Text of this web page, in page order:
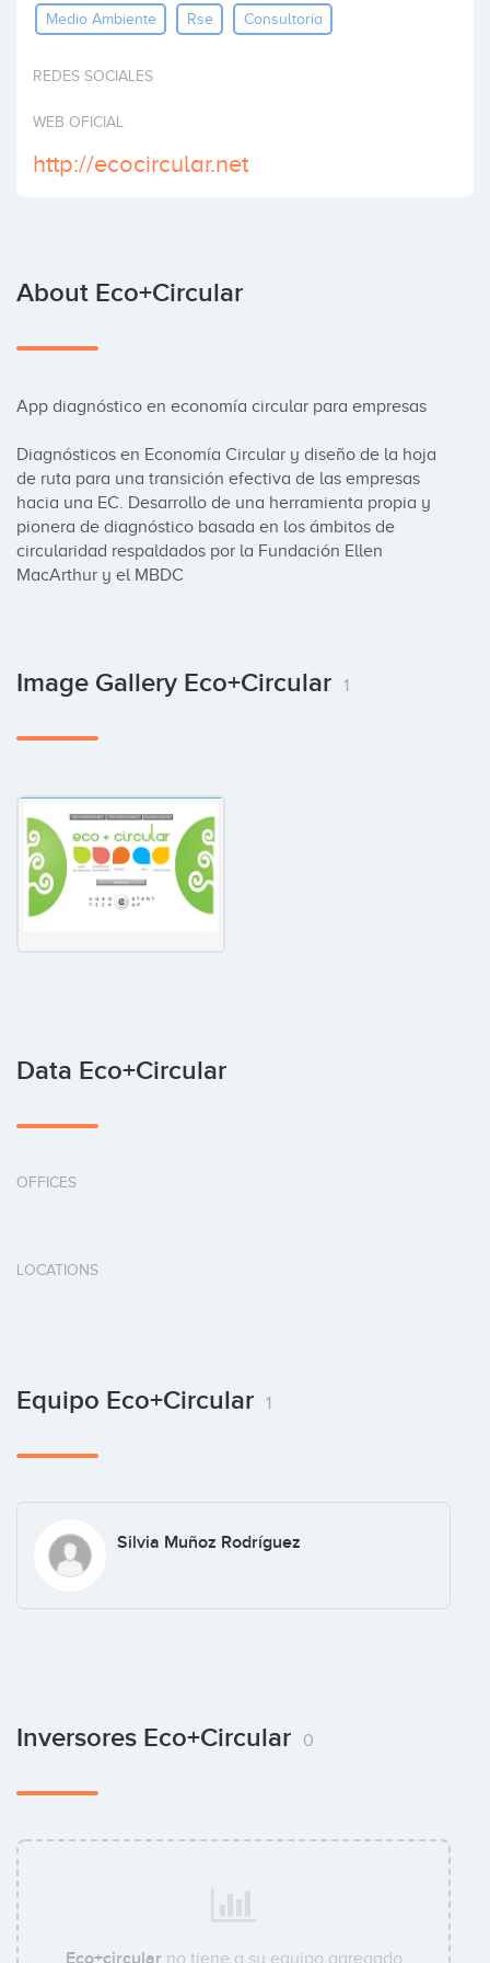
InvestMedio Ambiente Rse Consultoría
REDES SOCIALES
WEB OFICIAL
http://ecocircular.net
About Eco+circular
App diagnóstico en economía circular para empresas
Diagnósticos en Economía Circular y diseño de la hoja
de ruta para una transición efectiva de las empresas
hacia una EC. Desarrollo de una herramienta propia y
pionera de diagnóstico basada en los ámbitos de
circularidad respaldados por la Fundación Ellen
MacArthur y el MBDC
Image Gallery Eco+circular 1
Data Eco+circular
OFFICES
LOCATIONS
Equipo Eco+circular 1
Silvia Muñoz Rodríguez
Inversores Eco+circular 0
no tiene a su equipo agregado